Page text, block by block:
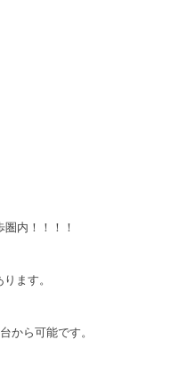
内！！！！
ます。
から可能です。